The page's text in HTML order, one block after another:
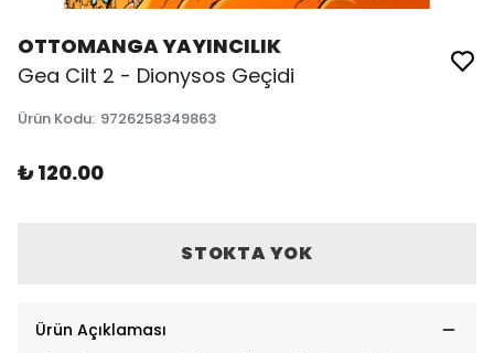
OTTOMANGA YAYINCILIK
Gea Cilt 2 - Dionysos Geçidi
Ürün Kodu: 9726258349863
₺ 120.00
STOKTA YOK
Ürün Açıklaması